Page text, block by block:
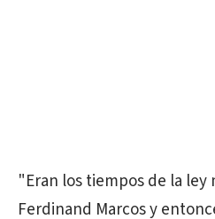
"Eran los tiempos de la
Ferdinand Marcos y